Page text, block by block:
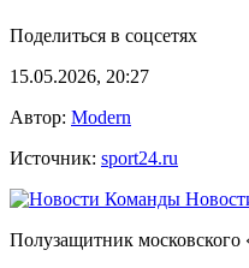
Поделиться в соцсетях
15.05.2026, 20:27
Автор: Modern
Источник: sport24.ru
Полузащитник московского